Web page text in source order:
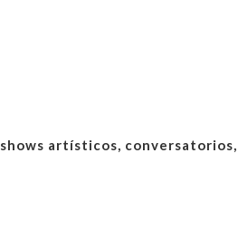
artísticos, conversatorios,